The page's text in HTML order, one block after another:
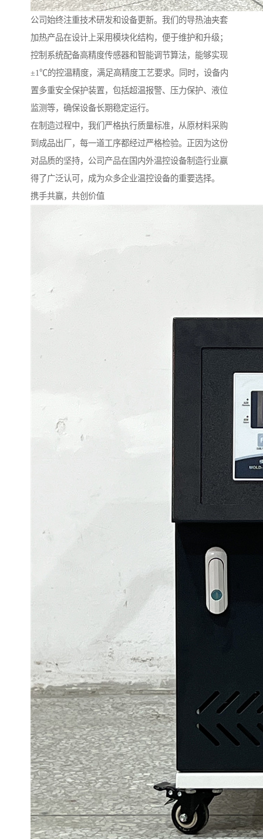
公司始终注重技术研发和设备更新。我们的导热油夹套
加热产品在设计上采用模块化结构，便于维护和升级；
控制系统配备高精度传感器和智能调节算法，能够实现
±1℃的控温精度，满足高精度工艺要求。同时，设备内
置多重安全保护装置，包括超温报警、压力保护、液位
监测等，确保设备长期稳定运行。
在制造过程中，我们严格执行质量标准，从原材料采购
到成品出厂，每一道工序都经过严格检验。正因为这份
对品质的坚持，公司产品在国内外温控设备制造行业赢
得了广泛认可，成为众多企业温控设备的重要选择。
携手共赢，共创价值